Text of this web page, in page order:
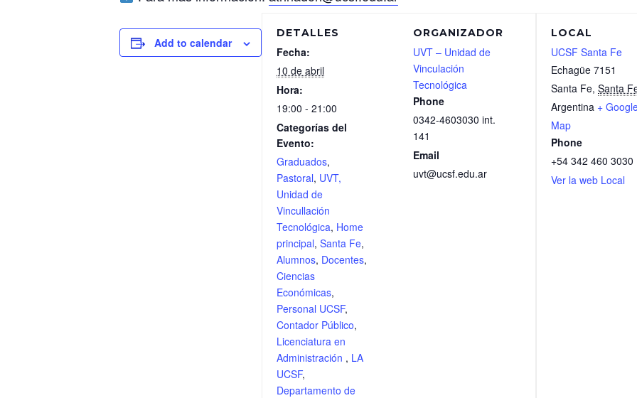
Add to calendar
DETALLES
Fecha:
10 de abril
Hora:
19:00 - 21:00
Categorías del
Evento:
Graduados,
Pastoral, UVT,
Unidad de
Vincullación
Tecnológica, Home
principal, Santa Fe,
Alumnos, Docentes,
Ciencias
Económicas,
Personal UCSF,
Contador Público,
Licenciatura en
Administración , LA
UCSF,
Departamento de
ORGANIZADOR
UVT – Unidad de
Vinculación
Tecnológica
Phone
0342-4603030 int.
141
Email
uvt@ucsf.edu.ar
LOCAL
UCSF Santa Fe
Echagüe 7151
Santa Fe, Santa
Argentina +
Map
Phone
+54 342 460 3030
Ver la web Local